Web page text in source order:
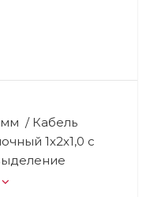
/ Кабель
1х2х1,0 с